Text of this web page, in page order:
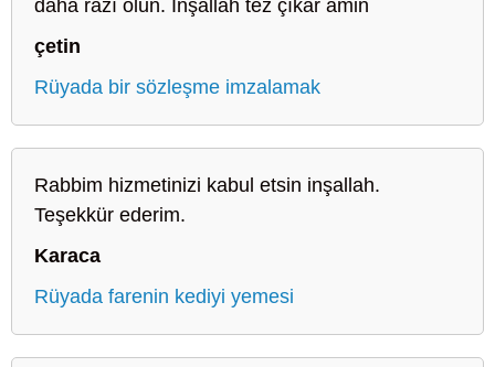
daha razı olun. İnşallah tez çıkar amin
çetin
Rüyada bir sözleşme imzalamak
Rabbim hizmetinizi kabul etsin inşallah.
Teşekkür ederim.
Karaca
Rüyada farenin kediyi yemesi